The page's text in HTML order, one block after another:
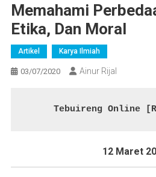
Memahami
Etika, Dan Moral
Artikel Karya Ilmiah
03/07/2020 Ainur Rijal
Tebuireng Online
12 Maret